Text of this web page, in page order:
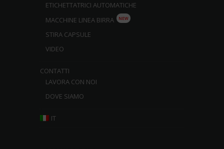
ETICHETTATRICI AUTOMATICHE
MACCHINE LINEA BIRRA
NEW
STIRA CAPSULE
VIDEO
CONTATTI
LAVORA CON NOI
DOVE SIAMO
IT